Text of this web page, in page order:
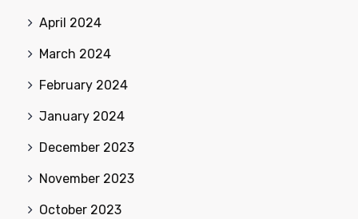
April 2024
March 2024
February 2024
January 2024
December 2023
November 2023
October 2023